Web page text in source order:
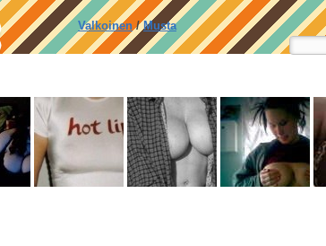
Valkoinen/Musta